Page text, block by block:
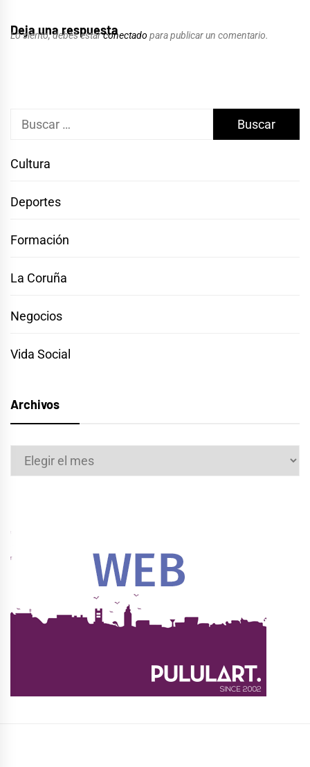
Deja una respuesta
Lo siento, debes estarconectado para publicar un comentario.
Buscar:
Cultura
Deportes
Formación
La Coruña
Negocios
Vida Social
Archivos
Archivos